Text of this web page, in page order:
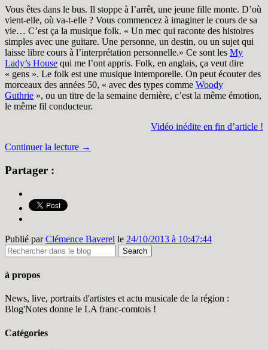
Vous êtes dans le bus. Il stoppe à l’arrêt, une jeune fille monte. D’où
vient-elle, où va-t-elle ? Vous commencez à imaginer le cours de sa
vie… C’est ça la musique folk. « Un mec qui raconte des histoires
simples avec une guitare. Une personne, un destin, ou un sujet qui
laisse libre cours à l’interprétation personnelle.» Ce sont les My
Lady’s House qui me l’ont appris. Folk, en anglais, ça veut dire
« gens ». Le folk est une musique intemporelle. On peut écouter des
morceaux des années 50, « avec des types comme Woody
Guthrie », ou un titre de la semaine dernière, c’est la même émotion,
le même fil conducteur.
Vidéo inédite en fin d’article !
Continuer la lecture →
Partager :
Publié parClémence Baverel le 24/10/2013 à 10:47:44
à propos
News, live, portraits d'artistes et actu musicale de la région :
Blog'Notes donne le LA franc-comtois !
Catégories